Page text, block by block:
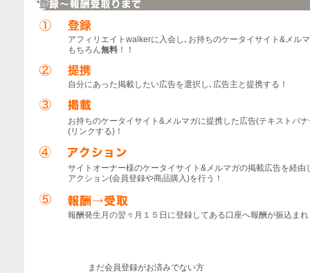
アフィリエイトwalkerに入会し､お持ちのケータイサイト&メル
もちろん無料 ！！
自分にあった掲載したい広告を選択し､広告主と提携する！
お持ちのケータイサイト&メルマガに提携した広告(テキストバ
(リンクする)！
サイトオーナー様のケータイサイト&メルマガの掲載広告を経由
アクション(会員登録や商品購入)を行う！
報酬発生月の翌々月１５日に登録してある口座へ報酬が振込まれ
まだ会員登録がお済みでない方